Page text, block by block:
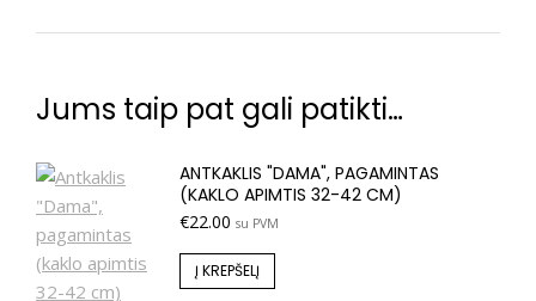
Jums taip pat gali patikti…
ANTKAKLIS "DAMA", PAGAMINTAS
(KAKLO APIMTIS 32-42 CM)
€22.00 su PVM
Į KREPŠELĮ